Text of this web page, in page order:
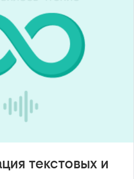
текстовых и